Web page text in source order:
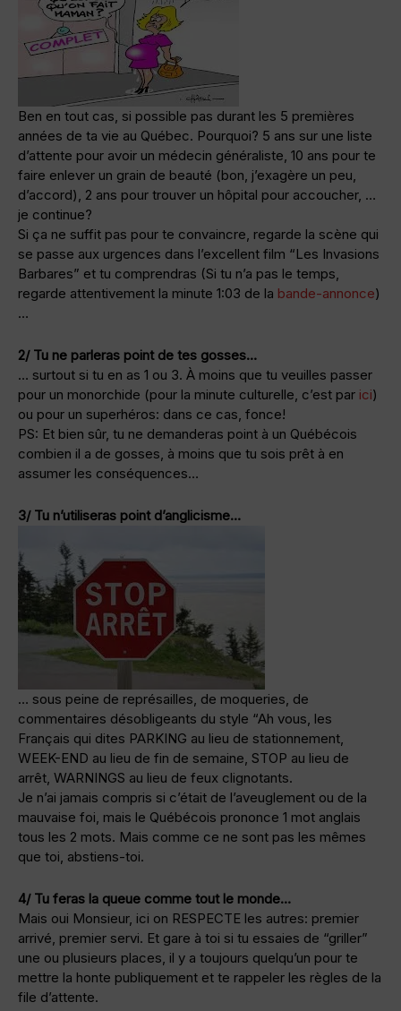
Ben en tout cas, si possible pas durant les 5 premières
années de ta vie au Québec. Pourquoi? 5 ans sur une liste
d’attente pour avoir un médecin généraliste, 10 ans pour te
faire enlever un grain de beauté (bon, j’exagère un peu,
d’accord), 2 ans pour trouver un hôpital pour accoucher, …
je continue?
Si ça ne suffit pas pour te convaincre, regarde la scène qui
se passe aux urgences dans l’excellent film “Les Invasions
Barbares” et tu comprendras (Si tu n’a pas le temps,
regarde attentivement la minute 1:03 de la bande-annonce)
…
2/ Tu ne parleras point de tes gosses…
… surtout si tu en as 1 ou 3. À moins que tu veuilles passer
pour un monorchide (pour la minute culturelle, c’est par ici)
ou pour un superhéros: dans ce cas, fonce!
PS: Et bien sûr, tu ne demanderas point à un Québécois
combien il a de gosses, à moins que tu sois prêt à en
assumer les conséquences…
3/ Tu n’utiliseras point d’anglicisme…
… sous peine de représailles, de moqueries, de
commentaires désobligeants du style “Ah vous, les
Français qui dites PARKING au lieu de stationnement,
WEEK-END au lieu de fin de semaine, STOP au lieu de
arrêt, WARNINGS au lieu de feux clignotants.
Je n’ai jamais compris si c’était de l’aveuglement ou de la
mauvaise foi, mais le Québécois prononce 1 mot anglais
tous les 2 mots. Mais comme ce ne sont pas les mêmes
que toi, abstiens-toi.
4/ Tu feras la queue comme tout le monde…
Mais oui Monsieur, ici on RESPECTE les autres: premier
arrivé, premier servi. Et gare à toi si tu essaies de “griller”
une ou plusieurs places, il y a toujours quelqu’un pour te
mettre la honte publiquement et te rappeler les règles de la
file d’attente.